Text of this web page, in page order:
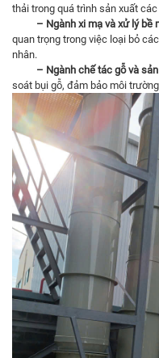
thải trong quá trình sản xuất
– Ngành xi mạ và xử lý bề
quan trọng trong việc loại bỏ
nhân.
– Ngành chế tác gỗ và
soát bụi gỗ, đảm bảo môi